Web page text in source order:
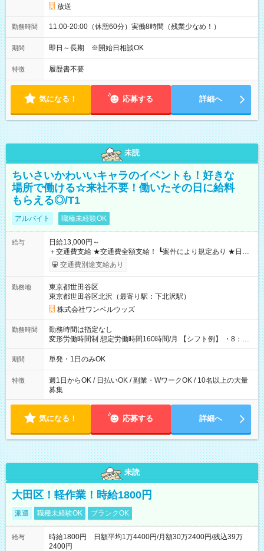
放送
勤務時間 11:00-20:00（休憩60分）実働8時間（残業少なめ！）
期間 即日～長期 ※開始日相談OK
特徴 履歴書不要
気になる！ 応募する 詳細へ
未読
ちいさいかわいいキャラのイベントも！好きな
場所で働ける☆来社不要！働いたその日に給料
もらえる◎/T1
アルバイト 職種未経験OK
給与
日給13,000円～
＋交通費支給 ★交通費全額支給！ ┗案件により規定あり ★日払
いOK！（規定あり） ┗働いたその日に現金GET♪ お仕事後はコ
ンビニATMから 日払い分を引き落とせます！ 【試用期間】試
交通費別途支給あり
勤務地
東京都世田谷区
東京都世田谷区北沢（最寄り駅：下北沢駅）
株式会社ワンベルウッズ
勤務時間
勤務時間は指定なし
変形労働時間制 想定労働時間160時間/月 【シフト例】 ・8：00
～21：00
期間 単発・1日のみOK
特徴
週1日からOK / 日払いOK / 副業・WワークOK / 10名以上の大量
募集
気になる！ 応募する 詳細へ
未読
大田区！軽作業！時給1800円
派遣 職種未経験OK ブランクOK
給与
時給1800円 日額平均1万4400円/月額30万2400円/残込39万
2400円